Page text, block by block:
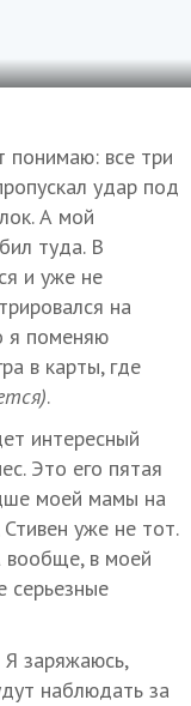
понимаю: все три
удар под
А мой
туда. В
и уже не
на
я поменяю
в карты, где
.
интересный
Это его пятая
моей мамы на
уже не тот.
вообще, в моей
серьезные
заряжаюсь,
наблюдать за